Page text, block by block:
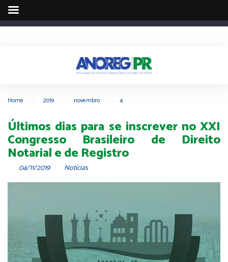
Home 2019 novembro 4
Últimos dias para se inscrever no XXI
Congresso Brasileiro de Direito
Notarial e de Registro
04/11/2019 Notícias